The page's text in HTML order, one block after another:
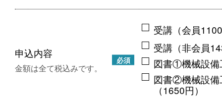
申込内容
必須
金額は全て税込みです。
受講（会員
受講（非会員
図書①機械設備
図書②機械設備
（1650円）